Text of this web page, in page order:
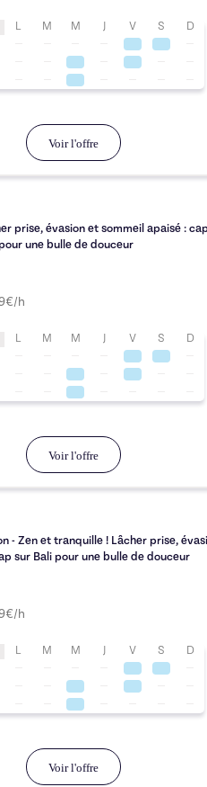
L M M J V S D
Voir l'offre
prise, évasion et sommeil apaisé :
une bulle de douceur
€/h
L M M J V S D
Voir l'offre
- Zen et tranquille ! Lâcher prise,
sur Bali pour une bulle de douceur
€/h
L M M J V S D
Voir l'offre